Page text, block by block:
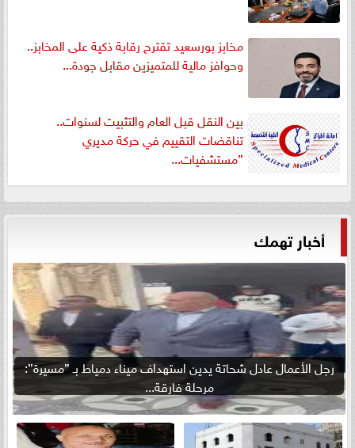
مخابز بورسعيد تقترح رقابة ذكية على المخابز..
وحوافز مالية للمتميزين مقابل جودة...
بين النقل قبل العام والتثبيت لسنوات..
تناقضات التقييم في حركة مديري
”مستشفيات...
أخبار تهمك
رجل الأعمال عادل شحاتة يدين استهداف ميناء دمياط بـ ”مسيرة”:
مرحلة فارقة...